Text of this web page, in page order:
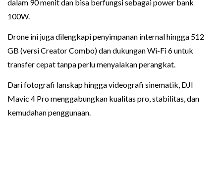
dalam 90 menit dan bisa berfungsi sebagai power bank
100W.
Drone ini juga dilengkapi penyimpanan internal hingga 512
GB (versi Creator Combo) dan dukungan Wi-Fi 6 untuk
transfer cepat tanpa perlu menyalakan perangkat.
Dari fotografi lanskap hingga videografi sinematik, DJI
Mavic 4 Pro menggabungkan kualitas pro, stabilitas, dan
kemudahan penggunaan.